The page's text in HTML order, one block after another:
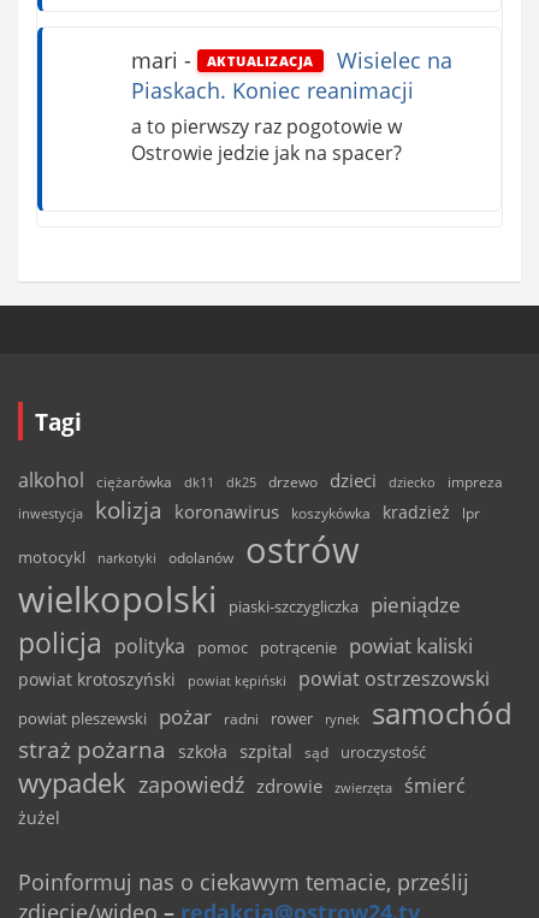
mari - AKTUALIZACJA
Wisielec na
Piaskach. Koniec reanimacji
a to pierwszy raz pogotowie w
Ostrowie jedzie jak na spacer?
Tagi
alkohol ciężarówka dk11 dk25 drzewo dzieci dziecko
impreza
inwestycja
kolizja koronawirus koszykówka kradzież lpr
motocykl narkotyki odolanów
ostrów
wielkopolski
piaski-szczygliczka pieniądze
policja polityka pomoc potrącenie powiat kaliski
powiat krotoszyński powiat kępiński powiat ostrzeszowski
powiat pleszewski pożar radni rower rynek samochód
straż pożarna szkoła szpital sąd uroczystość
wypadek zapowiedź zdrowie zwierzęta śmierć
żużel
Poinformuj nas o ciekawym temacie, prześlij
zdjęcie/wideo – redakcja@ostrow24.tv